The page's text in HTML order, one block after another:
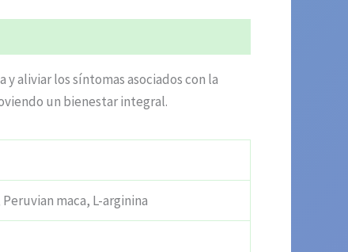
aliviar los síntomas asociados con la
un bienestar integral.
maca, L-arginina